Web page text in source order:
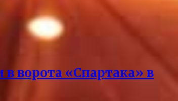
ворота «Спартака» в